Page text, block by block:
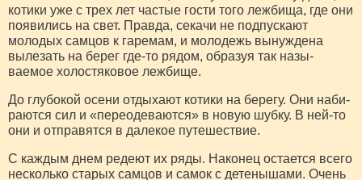
котики уже с трех лет частые гости того лежбища, где они
появились на свет. Правда, се­качи не подпускают
молодых самцов к гаремам, и молодежь вынуждена
вылезать на берег где-то рядом, образуя так назы­
ваемое холостяковое лежбище.
До глубокой осени отдыхают котики на берегу. Они наби­
раются сил и «переодеваются» в новую шубку. В ней-то
они и отправятся в далекое путе­шествие.
С каждым днем редеют их ряды. Наконец остается всего
несколько старых самцов и са­мок с детенышами. Очень